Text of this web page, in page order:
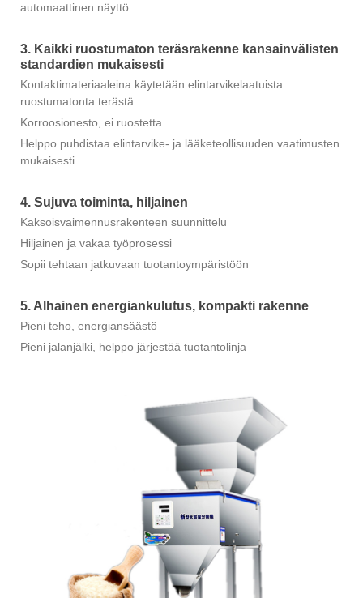
automaattinen näyttö
3. Kaikki ruostumaton teräsrakenne kansainvälisten
standardien mukaisesti
Kontaktimateriaaleina käytetään elintarvikelaatuista
ruostumatonta terästä
Korroosionesto, ei ruostetta
Helppo puhdistaa elintarvike- ja lääketeollisuuden vaatimusten
mukaisesti
4. Sujuva toiminta, hiljainen
Kaksoisvaimennusrakenteen suunnittelu
Hiljainen ja vakaa työprosessi
Sopii tehtaan jatkuvaan tuotantoympäristöön
5. Alhainen energiankulutus, kompakti rakenne
Pieni teho, energiansäästö
Pieni jalanjälki, helppo järjestää tuotantolinja